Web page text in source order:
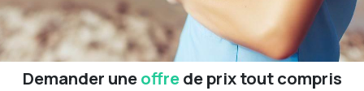
Demander uneoffrede prix tout compris